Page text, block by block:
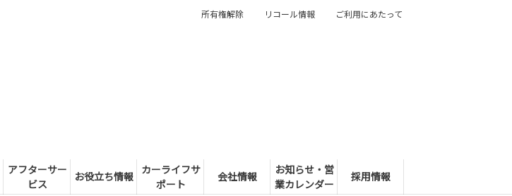
アフターサー
ビス
お役立ち情報 カーライフサ
ポート
会社情報
お知らせ・営
業カレンダー
採用情報
所有権解除 リコール情報 ご利用にあたって